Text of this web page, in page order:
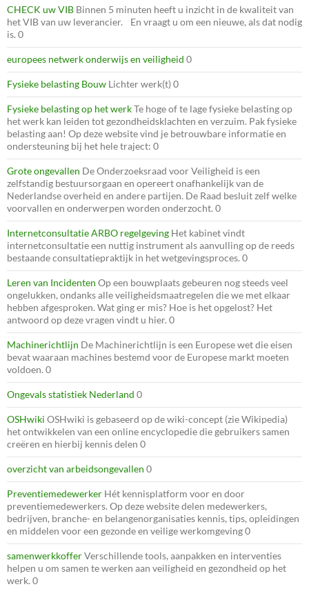
CHECK uw VIB Binnen 5 minuten heeft u inzicht in de kwaliteit van
het VIB van uw leverancier. En vraagt u om een nieuwe, als dat nodig
is. 0
europees netwerk onderwijs en veiligheid 0
Fysieke belasting Bouw Lichter werk(t) 0
Fysieke belasting op het werkTe hoge of te lage fysieke belasting op
het werk kan leiden tot gezondheidsklachten en verzuim. Pak fysieke
belasting aan! Op deze website vind je betrouwbare informatie en
ondersteuning bij het hele traject: 0
Grote ongevallen De Onderzoeksraad voor Veiligheid is een
zelfstandig bestuursorgaan en opereert onafhankelijk van de
Nederlandse overheid en andere partijen. De Raad besluit zelf welke
voorvallen en onderwerpen worden onderzocht. 0
Internetconsultatie ARBO regelgeving Het kabinet vindt
internetconsultatie een nuttig instrument als aanvulling op de reeds
bestaande consultatiepraktijk in het wetgevingsproces. 0
Leren van Incidenten Op een bouwplaats gebeuren nog steeds veel
ongelukken, ondanks alle veiligheidsmaatregelen die we met elkaar
hebben afgesproken. Wat ging er mis? Hoe is het opgelost? Het
antwoord op deze vragen vindt u hier. 0
Machinerichtlijn De Machinerichtlijn is een Europese wet die eisen
bevat waaraan machines bestemd voor de Europese markt moeten
voldoen. 0
Ongevals statistiek Nederland 0
OSHwiki OSHwiki is gebaseerd op de wiki-concept (zie Wikipedia)
het ontwikkelen van een online encyclopedie die gebruikers samen
creëren en hierbij kennis delen 0
overzicht van arbeidsongevallen 0
Preventiemedewerker Hét kennisplatform voor en door
preventiemedewerkers. Op deze website delen medewerkers,
bedrijven, branche- en belangenorganisaties kennis, tips, opleidingen
en middelen voor een gezonde en veilige werkomgeving 0
samenwerkkofferVerschillende tools, aanpakken en interventies
helpen u om samen te werken aan veiligheid en gezondheid op het
werk. 0